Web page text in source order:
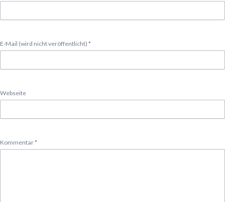
Pflichtfeld
E-Mail (wird nicht veröffentlicht) *
Webseite
Pflichtfeld
Kommentar*